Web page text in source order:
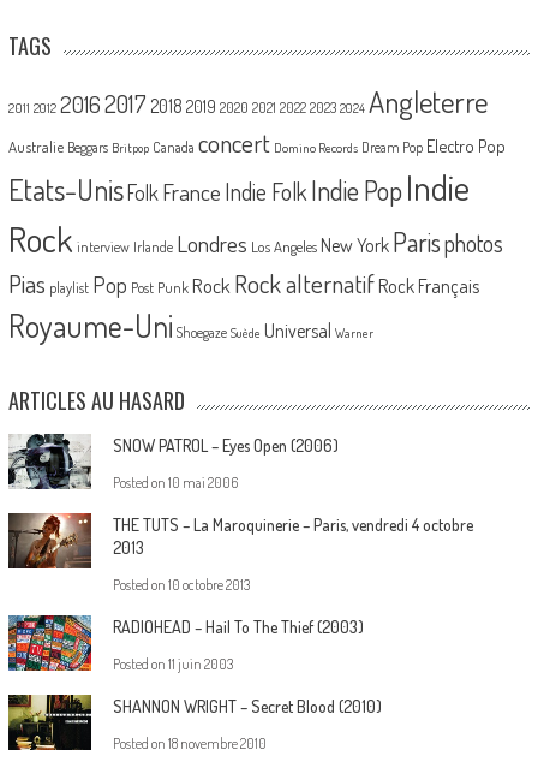
TAGS
2011 2012 20162017 2018 2019 2020 2021 2022 2023 2024 Angleterre
Australie Beggars Britpop Canada concert Domino Records Dream Pop Electro Pop
Etats-UnisFolk France Indie Folk Indie PopIndie
Rock interview Irlande Londres Los Angeles New York Parisphotos
Pias playlist Pop Post Punk Rock Rock alternatif Rock Français
Royaume-Uni Shoegaze Suède Universal Warner
ARTICLES AU HASARD
SNOW PATROL – Eyes Open (2006)
Posted on 10 mai 2006
THE TUTS – La Maroquinerie – Paris, vendredi 4 octobre
2013
Posted on 10 octobre 2013
RADIOHEAD – Hail To The Thief (2003)
Posted on 11 juin 2003
SHANNON WRIGHT – Secret Blood (2010)
Posted on 18 novembre 2010